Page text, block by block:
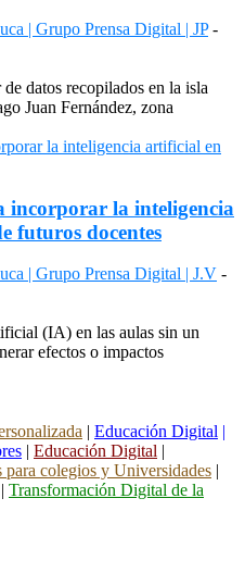
| Grupo Prensa Digital | JP -
datos recopilados en la isla
Juan Fernández, zona
incorporar la inteligencia
futuros docentes
| Grupo Prensa Digital | J.V -
(IA) en las aulas sin un
efectos o impactos
| Educación Digital |
| Educación Digital |
para colegios y Universidades |
| Transformación Digital de la